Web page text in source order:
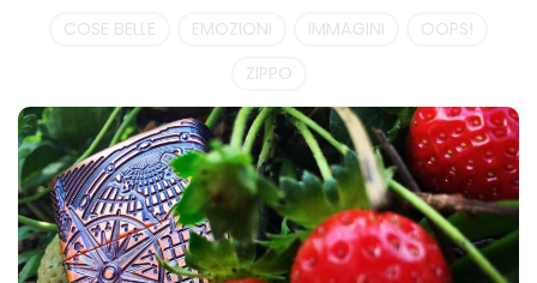
COSE BELLE EMOZIONI IMMAGINI
OOPS!
ZIPPO